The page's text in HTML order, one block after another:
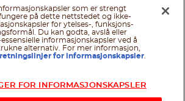
som er strengt
på dette nettstedet og ikke-
for ytelses-, funksjons-
Du kan godta, avslå eller
informasjonskapsler ved å
alternativ. For mer informasjon,
retningslinjer for informasjonskapsler
FOR INFORMASJONSKAPSLER